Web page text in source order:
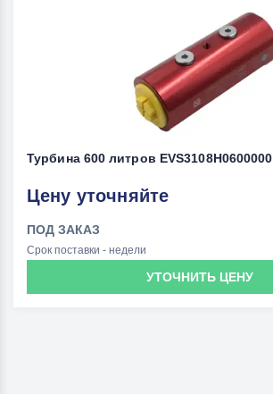
Турбина 600 литров EVS3108H0600000
Цену уточняйте
ПОД ЗАКАЗ
Срок поставки - недели
УТОЧНИТЬ ЦЕНУ